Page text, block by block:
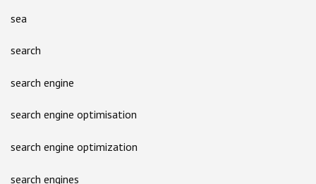
sea
search
search engine
search engine optimisation
search engine optimization
search engines